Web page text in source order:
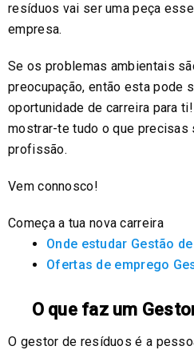
resíduos vai ser uma peça
empresa.
Se os problemas ambientais
preocupação, então esta pode
oportunidade de carreira para
mostrar-te tudo o que precisas
profissão.
Vem connosco!
Começa a tua nova carreira
Onde estudar Gestão
Ofertas de emprego
O que faz um
O gestor de resíduos é a